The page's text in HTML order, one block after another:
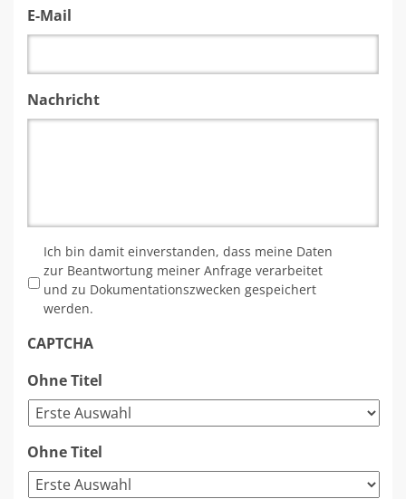
E-Mail
Nachricht
Ich bin damit einverstanden, dass meine Daten
zur Beantwortung meiner Anfrage verarbeitet
und zu Dokumentationszwecken gespeichert
werden.
CAPTCHA
Ohne Titel
Ohne Titel